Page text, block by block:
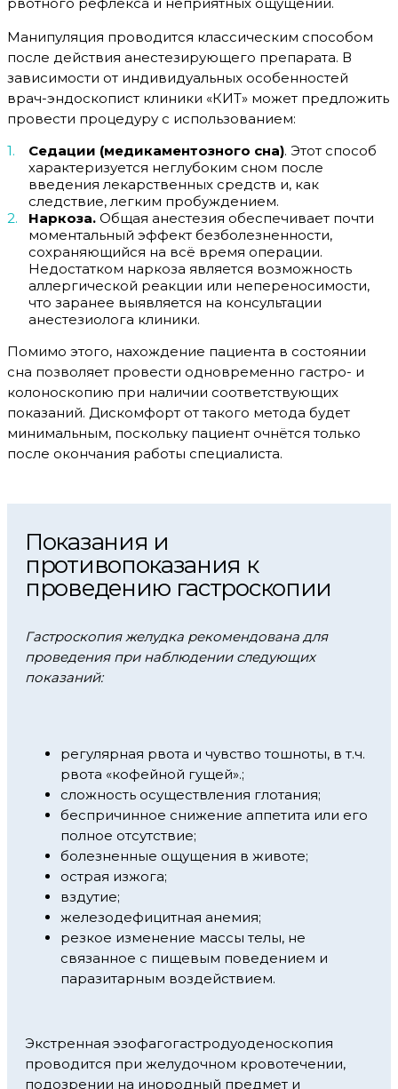
Манипуляция проводится классическим способом
после действия анестезирующего препарата. В
зависимости от индивидуальных особенностей
врач-эндоскопист клиники «КИТ» может предложить
провести процедуру с использованием:
Седации (медикаментозного сна). Этот способ
характеризуется неглубоким сном после
введения лекарственных средств и, как
следствие, легким пробуждением.
Наркоза. Общая анестезия обеспечивает почти
моментальный эффект безболезненности,
сохраняющийся на всё время операции.
Недостатком наркоза является возможность
аллергической реакции или непереносимости,
что заранее выявляется на консультации
анестезиолога клиники.
Помимо этого, нахождение пациента в состоянии
сна позволяет провести одновременно гастро- и
колоноскопию при наличии соответствующих
показаний. Дискомфорт от такого метода будет
минимальным, поскольку пациент очнётся только
после окончания работы специалиста.
Показания и
противопоказания к
проведению гастроскопии
Гастроскопия желудка рекомендована для
проведения при наблюдении следующих
показаний:
регулярная рвота и чувство тошноты, в т.ч.
рвота «кофейной гущей».;
сложность осуществления глотания;
беспричинное снижение аппетита или его
полное отсутствие;
болезненные ощущения в животе;
острая изжога;
вздутие;
железодефицитная анемия;
резкое изменение массы телы, не
связанное с пищевым поведением и
паразитарным воздействием.
Экстренная эзофагогастродуоденоскопия
проводится при желудочном кровотечении,
подозрении на инородный предмет и